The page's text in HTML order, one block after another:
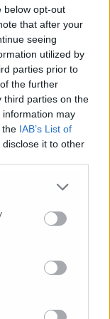
below opt-out
that after your
seeing
utilized by
parties prior to
the further
third parties on the
information may
the IAB’s List of
it to other